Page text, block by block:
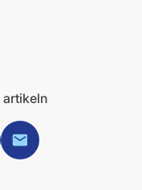
artikeln
Linkedin
Dela via Mail